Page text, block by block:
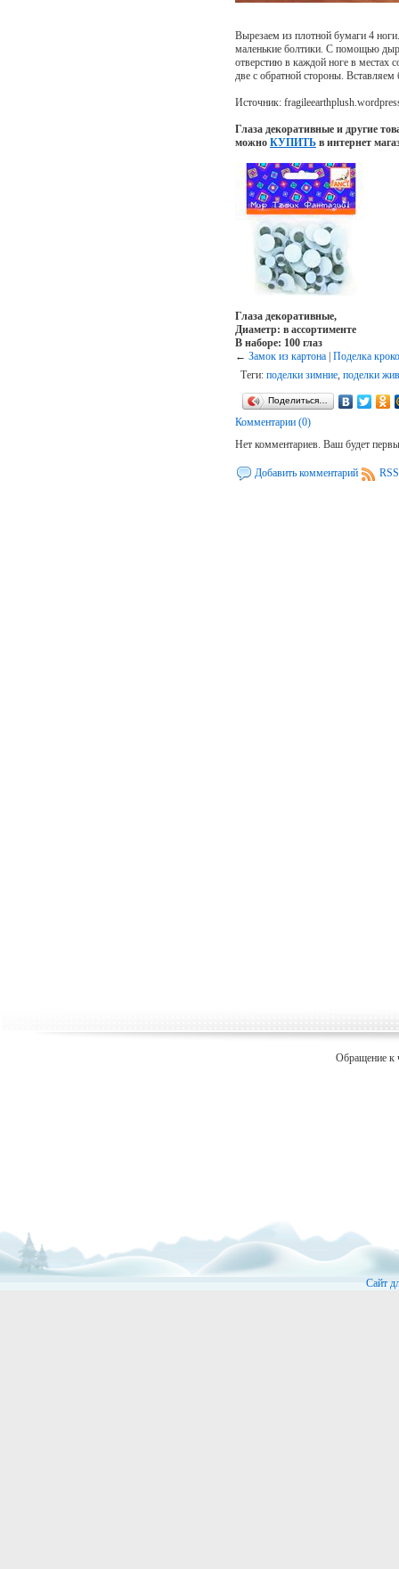
Вырезаем из плотной бумаги 4
маленькие болтики. С помощью
отверстию в каждой ноге в местах
две с обратной стороны. Вставляем
Источник:
Глаза декоративные и другие
можно КУПИТЬв интернет
Глаза декоративные,
Диаметр: в ассортименте
В наборе: 100 глаз
← Замок из картона| Поделка
Теги: поделки зимние, поделки
Поделиться…
Комментарии (0)
Нет комментариев. Ваш будет
Добавить комментарий
Обращение к
Сайт